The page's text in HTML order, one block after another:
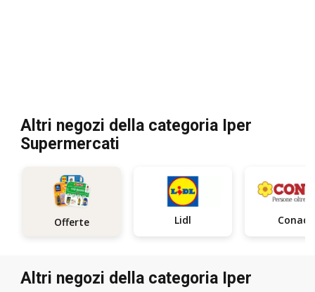
Altri negozi della categoria Iper
Supermercati
Offerte Lidl Conad
Altri negozi della categoria Iper